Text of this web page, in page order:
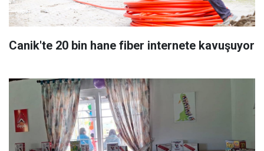
Canik'te 20 bin hane fiber internete kavuşuyor